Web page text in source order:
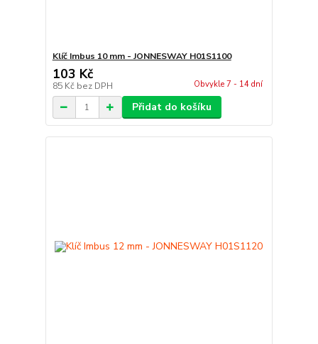
Klíč Imbus 10 mm - JONNESWAY H01S1100
103 Kč
85 Kč bez DPH Obvykle 7 - 14 dní
Přidat do košíku